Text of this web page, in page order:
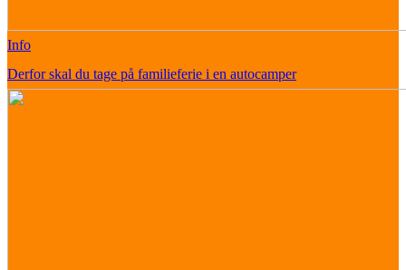
Info
Derfor skal du tage på familieferie i en autocamper